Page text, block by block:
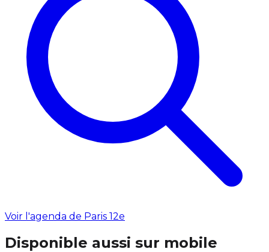
Voir l'agenda de Paris 12e
Disponible aussi sur mobile